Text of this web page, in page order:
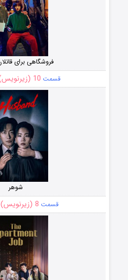
فروشگاهی برای
قسمت 10 (زیرنویس)
شوهر
قسمت 8 (زیرنویس)